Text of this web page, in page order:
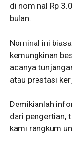
di nominal Rp
bulan.
Nominal ini
kemungkinan
adanya
atau prestasi
Demikianlah
dari pengertian,
kami rangkum